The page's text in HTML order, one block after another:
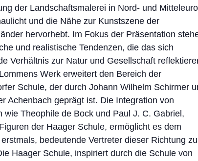
der Landschaftsmalerei in Nord- und
und die Nähe zur Kunstszene der
hervorhebt. Im Fokus der Präsentation
und realistische Tendenzen, die das sich
Verhältnis zur Natur und Gesellschaft
Werk erweitert den Bereich der
Schule, der durch Johann Wilhelm Schirmer
Achenbach geprägt ist. Die Integration von
wie Theophile de Bock und Paul J. C. Gabriel,
der Haager Schule, ermöglicht es dem
bedeutende Vertreter dieser Richtung zu
Haager Schule, inspiriert durch die Schule von